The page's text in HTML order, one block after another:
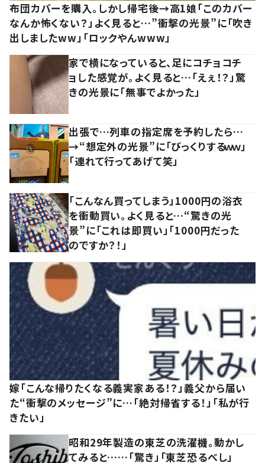
布団カバーを購入。しかし帰宅後→高1娘「このカバー
なんか怖くない？」よく見ると…”衝撃の光景”に「吹き
出しましたww」「ロックやんwww」
家で横になっていると、足にコチョコチ
ョした感覚が。よく見ると…「えぇ！？」驚
きの光景に「無事でよかった」
出張で…列車の指定席を予約したら…
→“想定外の光景”に「びっくりするｗｗ」
「連れて行ってあげて笑」
「こんなん買ってしまう」1000円の浴衣
を衝動買い。よく見ると…“驚きの光
景”に「これは即買い」「1000円だった
のですか？！」
嫁「こんな帰りたくなる義実家ある！？」義父から届い
た“衝撃のメッセージ”に…「絶対帰省する！」「私が行
きたい」
昭和29年製造の東芝の洗濯機。動かし
てみると……「驚き」「東芝恐るべし」